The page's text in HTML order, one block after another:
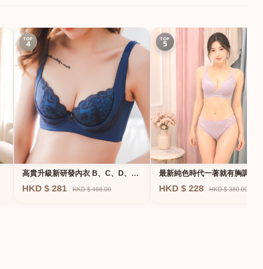
TOP
4
高貴升級新研發內衣 B、C、D、
E、F專業養脂術系列
HKD $ 281 HKD $ 468.00
TOP
5
最新純色時代一著就有胸調整
衣-專治小胸 蝴蝶肌位矯正型內
HKD $ 228 HKD $ 380.00